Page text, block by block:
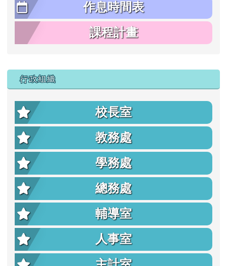
作息時間表
課程計畫
行政組織
校長室
教務處
學務處
總務處
輔導室
人事室